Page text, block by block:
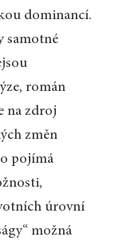
dominancí.
samotné
román
na zdroj
změn
pojímá
úrovní
možná